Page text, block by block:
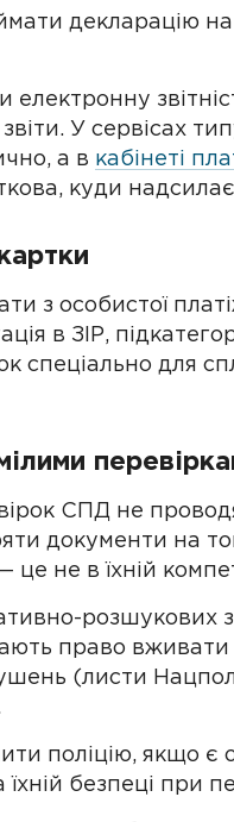
декларацію
У сервісах
а в кабінеті
куди
з особистої
в ЗІР,
спеціально для
СПД не
документи на
це не в їхній
розшукових
право вживати
(листи
поліцію, якщо є
безпеці при